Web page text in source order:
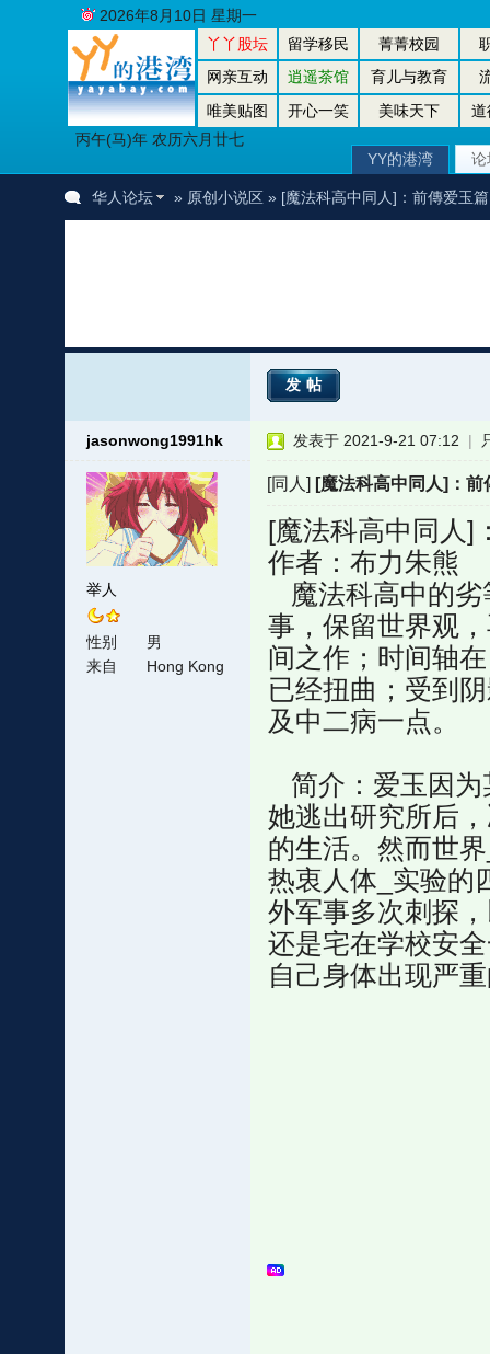
丫丫股坛 留学移民 菁菁校园
网亲互动
逍遥茶馆 育儿与教育
唯美贴图
开心一笑 美味天下
道
丙午(马)年 农历六月廿七
2026年8月10日 星期一
YY的港湾 论
华人论坛 » 原创小说区» [魔法科高中同人]：前傳爱玉
发帖
jasonwong1991hk
举人
性别
男
来自
Hong Kong
发表于 2021-9-21 07:12 |
[同人][魔法科高中同人]：前
[魔法科高中同人]
作者：布力朱熊
魔法科高中的劣
事，保留世界观
间之作；时间轴
已经扭曲；受到
及中二病一点。
简介：爱玉因为
她逃出研究所后
的生活。然而世
热衷人体_实验的
外军事多次刺探
还是宅在学校安
自己身体出现严